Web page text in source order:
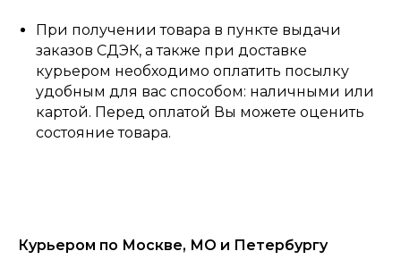
При получении товара в пункте выдачи
заказов СДЭК, а также при доставке
курьером необходимо оплатить посылку
удобным для вас способом: наличными или
картой. Перед оплатой Вы можете оценить
состояние товара.
Курьером по Москве, МО и Петербургу